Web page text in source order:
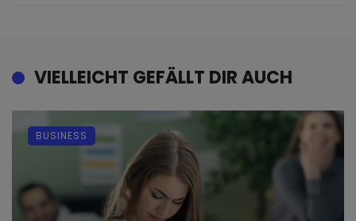
VIELLEICHT GEFÄLLT DIR AUCH
BUSINESS